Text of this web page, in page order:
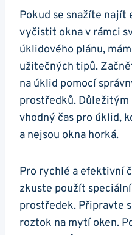
Pokud se snažíte najít
vyčistit okna v rámci
úklidového plánu,
užitečných tipů.
na úklid pomocí
prostředků.
vhodný čas pro úklid,
a nejsou okna horká.
Pro rychlé a efektivní
zkuste použít
prostředek. Připravte
roztok na mytí oken.